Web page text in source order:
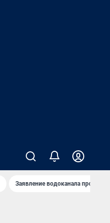
Заявление водоканала про